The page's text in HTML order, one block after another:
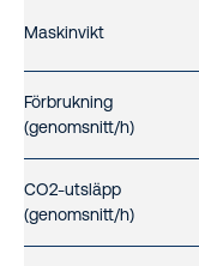
Maskinvikt
Förbrukning
(genomsnitt/h)
CO2-utsläpp
(genomsnitt/h)